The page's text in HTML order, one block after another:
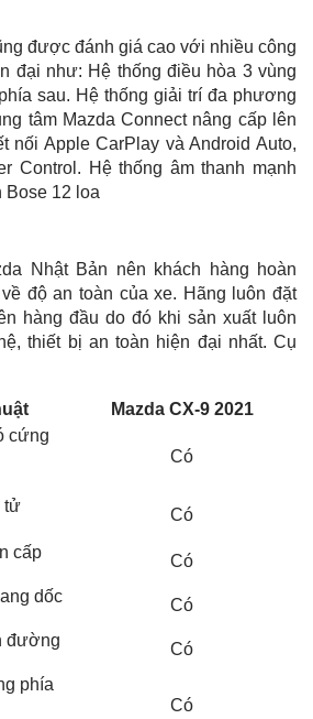
được đánh giá cao với nhiều công
đại như: Hệ thống điều hòa 3 vùng
sau. Hệ thống giải trí đa phương
tâm Mazda Connect nâng cấp lên
nối Apple CarPlay và Android Auto,
Control. Hệ thống âm thanh mạnh
Bose 12 loa
Nhật Bản nên khách hàng hoàn
độ an toàn của xe. Hãng luôn đặt
hàng đầu do đó khi sản xuất luôn
thiết bị an toàn hiện đại nhất. Cụ
Mazda CX-9 2021
cứng
Có
tử
Có
cấp
Có
dốc
Có
đường
Có
phía
Có